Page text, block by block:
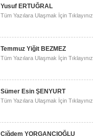
Yusuf ERTUĞRAL
Tüm Yazılara Ulaşmak İçin Tıklayınız.
Temmuz Yiğit BEZMEZ
Tüm Yazılara Ulaşmak İçin Tıklayınız.
Sümer Esin ŞENYURT
Tüm Yazılara Ulaşmak İçin Tıklayınız.
Çiğdem YORGANCIOĞLU